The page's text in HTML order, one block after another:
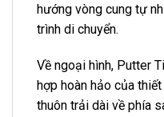
hướng vòng cung tự
trình di chuyển.
Về ngoại hình, Putter
hợp hoàn hảo của
thuôn trải dài về phía